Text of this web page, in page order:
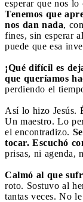
esperar que nos
Tenemos que
nos dan nada,
fines, sin esperar
puede que esa
¡Qué difícil es
que queríamos
perdiendo el
Así lo hizo Jesús.
Un maestro. Lo
el encontradizo.
tocar. Escuchó
prisas, ni agenda,
Calmó al que
roto. Sostuvo al
tantas veces. No